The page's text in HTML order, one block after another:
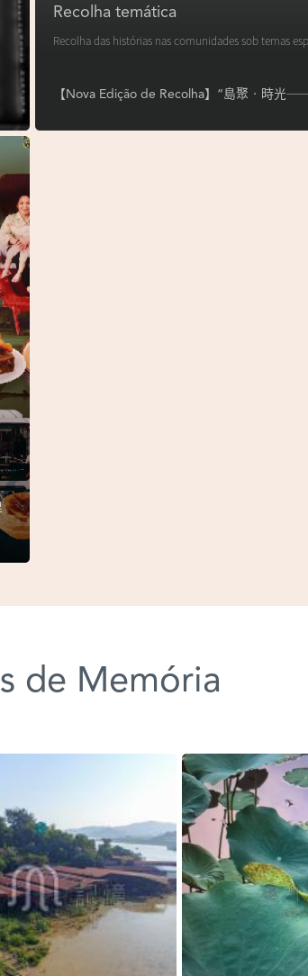
Recolha temática
Recolha das histórias nas comunidades sob temas
【Nova Edição de Recolha】“島聚‧時光
de Memória